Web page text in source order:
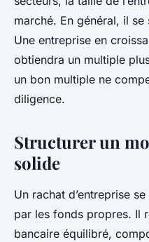
marché. En général, il se
Une entreprise en
obtiendra un multiple
un bon multiple ne
diligence.
Structurer un
solide
Un rachat d’entreprise
par les fonds propres. Il
bancaire équilibré,